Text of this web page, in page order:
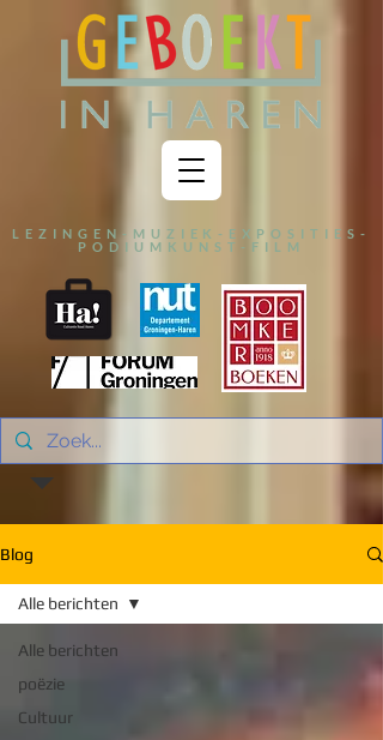
LEZINGEN-MUZIEK-EXPOSITIES-
PODIUMKUNST-FILM
Blog
Alle berichten
poëzie
Cultuur
Alle berichten